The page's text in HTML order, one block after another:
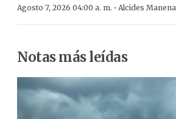
Agosto 7, 2026 04:00 a. m. · Alcides Manena
Notas más leídas